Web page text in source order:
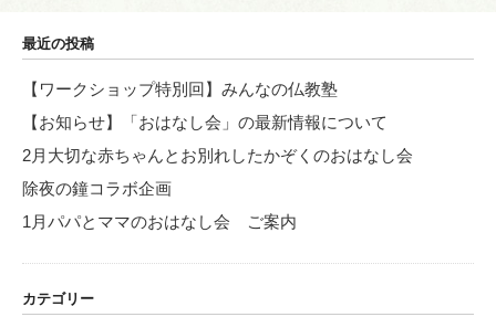
ン
最近の投稿
【ワークショップ特別回】みんなの仏教塾
【お知らせ】「おはなし会」の最新情報について
2月大切な赤ちゃんとお別れしたかぞくのおはなし会
除夜の鐘コラボ企画
1月パパとママのおはなし会 ご案内
カテゴリー